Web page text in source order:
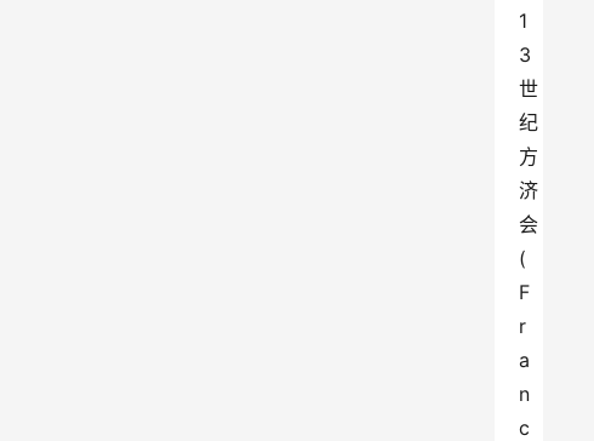
1
3
世
纪
方
济
会
(
F
r
a
n
c